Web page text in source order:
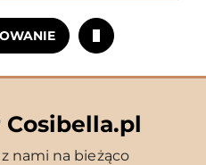
nami na bieżąco